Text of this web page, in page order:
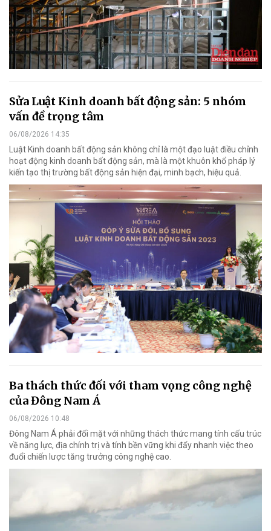
Sửa Luật Kinh doanh bất động sản: 5 nhóm
vấn đề trọng tâm
06/08/2026 14:35
Luật Kinh doanh bất động sản không chỉ là một đạo luật điều chỉnh
hoạt động kinh doanh bất động sản, mà là một khuôn khổ pháp lý
kiến tạo thị trường bất động sản hiện đại, minh bạch, hiệu quả.
Ba thách thức đối với tham vọng công nghệ
của Đông Nam Á
06/08/2026 10:48
Đông Nam Á phải đối mặt với những thách thức mang tính cấu trúc
về năng lực, địa chính trị và tính bền vững khi đẩy nhanh việc theo
đuổi chiến lược tăng trưởng công nghệ cao.